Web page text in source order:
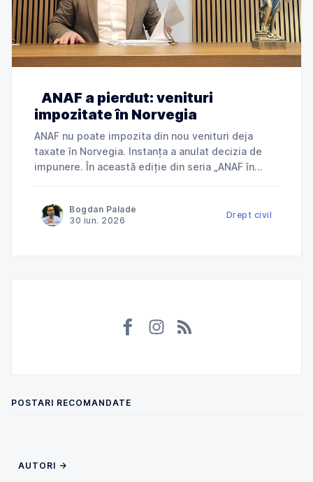
ANAF a pierdut: venituri
impozitate în Norvegia
ANAF nu poate impozita din nou venituri deja
taxate în Norvegia. Instanța a anulat decizia de
impunere. În această ediție din seria „ANAF în
încerca să taxeze în România venituri deja
impozitate în Norvegia și ce
Bogdan Palade
30 iun. 2026
Drept civil
POSTARI RECOMANDATE
AUTORI →